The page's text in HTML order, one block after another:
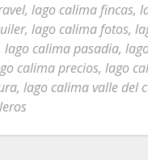
, lago calima fincas,
, lago calima fotos,
lago calima pasadia,
calima precios, lago
, lago calima valle del